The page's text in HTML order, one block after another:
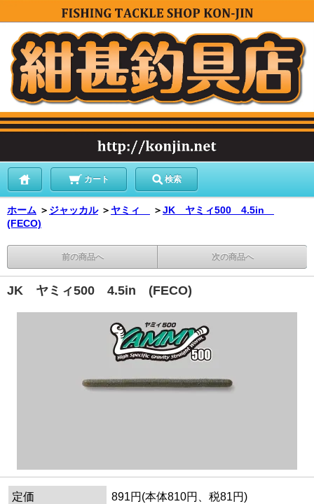
カート 検索
ホーム ＞ ジャッカル ＞ ヤミィ ＞JK ヤミィ500 4.5in
(FECO)
前の商品へ 次の商品へ
JK ヤミィ500 4.5in (FECO)
定価
891円(本体810円、税81円)